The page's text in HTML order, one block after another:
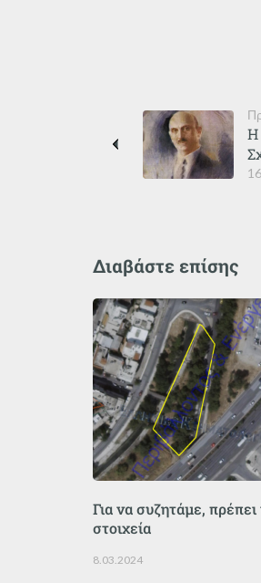
Η
Διαβάστε επίσης
Για να συζητάμε,
στοιχεία
8.03.2024